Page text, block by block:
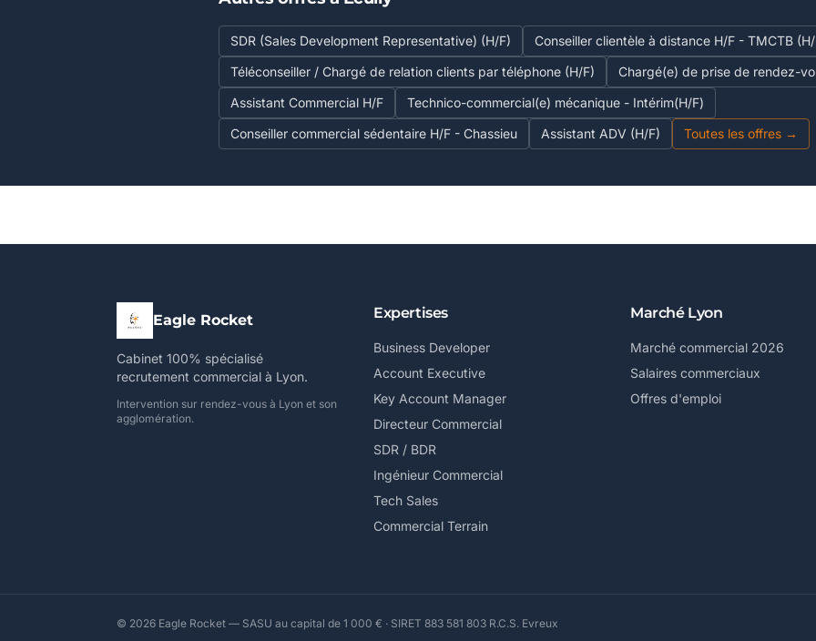
SDR (Sales Development Representative) (H/F)
Conseiller clientèle à distance H/F - TMCTB
Téléconseiller / Chargé de relation clients par téléphone (H/F)
Chargé(e) de prise de rendez-
Assistant Commercial H/F
Technico-commercial(e) mécanique - Intérim(H/F)
Conseiller commercial sédentaire H/F - Chassieu
Assistant ADV (H/F) Toutes les offres →
Eagle Rocket
Cabinet 100% spécialisé
recrutement commercial à Lyon.
Intervention sur rendez-vous à Lyon et son
agglomération.
Expertises
Business Developer
Account Executive
Key Account Manager
Directeur Commercial
SDR / BDR
Ingénieur Commercial
Tech Sales
Commercial Terrain
Marché Lyon
Marché commercial 2026
Salaires commerciaux
Offres d'emploi
© 2026 Eagle Rocket — SASU au capital de 1 000 € · SIRET 883 581 803 R.C.S. Evreux